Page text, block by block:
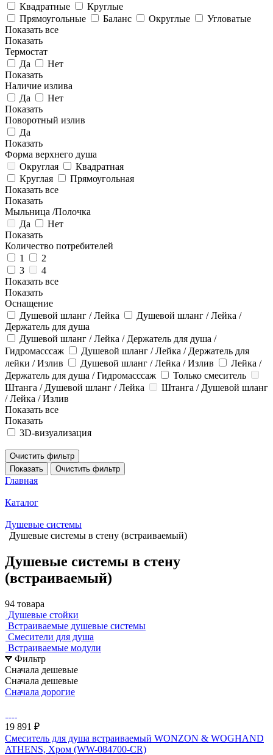
Квадратные
Круглые
Прямоугольные
Баланс Округлые
Угловатые
Показать все
Показать
Термостат
Да
Нет
Показать
Наличие излива
Да
Нет
Показать
Поворотный излив
Да
Показать
Форма верхнего душа
Округлая
Квадратная
Круглая
Прямоугольная
Показать все
Показать
Мыльница /Полочка
Да
Нет
Показать
Количество потребителей
1
2
3
4
Показать все
Показать
Оснащение
Душевой шланг / Лейка
Душевой шланг / Лейка /
Держатель для душа
Душевой шланг / Лейка / Держатель для душа /
Гидромасссаж
Душевой шланг / Лейка / Держатель для
лейки / Излив
Душевой шланг / Лейка / Излив
Лейка /
Держатель для душа / Гидромасссаж
Только смеситель
Штанга / Душевой шланг / Лейка
Штанга / Душевой шланг
/ Лейка / Излив
Показать все
Показать
3D-визуализация
Очистить фильтр
Показать
Очистить фильтр
Главная
Каталог
Душевые системы
Душевые системы в стену (встраиваемый)
Душевые системы в стену
(встраиваемый)
94 товара
Душевые стойки
Встраиваемые душевые системы
Смесители для душа
Встраиваемые модули
Фильтр
Сначала дешевые
Сначала дешевые
Сначала дорогие
19 891 ₽
Смеситель для душа встраиваемый WONZON & WOGHAND
ATHENS, Хром (WW-084700-CR)